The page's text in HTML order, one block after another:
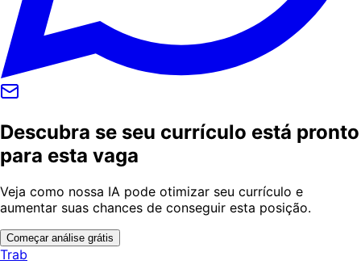
Descubra se seu currículo está pronto
para esta vaga
Veja como nossa IA pode otimizar seu currículo e
aumentar suas chances de conseguir esta posição.
Começar análise grátis
Trab